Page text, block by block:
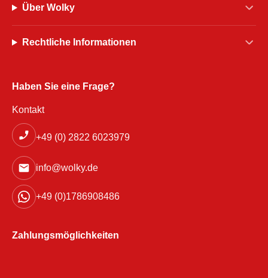
Über Wolky
Rechtliche Informationen
Haben Sie eine Frage?
Kontakt
+49 (0) 2822 6023979
info@wolky.de
+49 (0)1786908486
Zahlungsmöglichkeiten